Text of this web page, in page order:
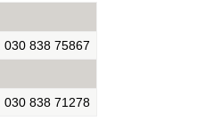
030 838 75867
030 838 71278